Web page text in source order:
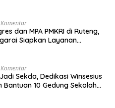
dan MPA PMKRI di Ruteng,
Siapkan Layanan
Sekda, Dedikasi Winsesius
Bantuan 10 Gedung Sekolah